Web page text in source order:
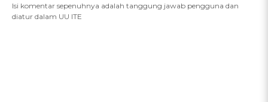
Isi komentar sepenuhnya adalah tanggung jawab pengguna dan
diatur dalam UU ITE